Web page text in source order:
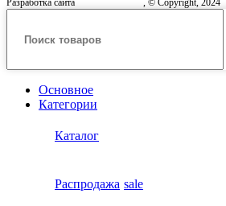
Разработка сайта , © Copyright, 2024
Основное
Категории
Каталог
Распродажа sale